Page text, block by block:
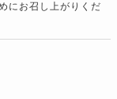
にお召し上がりくだ